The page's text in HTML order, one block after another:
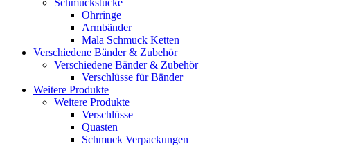
Schmuckstücke
Ohrringe
Armbänder
Mala Schmuck Ketten
Verschiedene Bänder & Zubehör
Verschiedene Bänder & Zubehör
Verschlüsse für Bänder
Weitere Produkte
Weitere Produkte
Verschlüsse
Quasten
Schmuck Verpackungen